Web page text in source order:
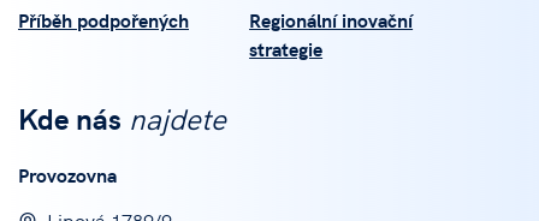
Příběh podpořených
Regionální inovační
strategie
Kde nás najdete
Provozovna